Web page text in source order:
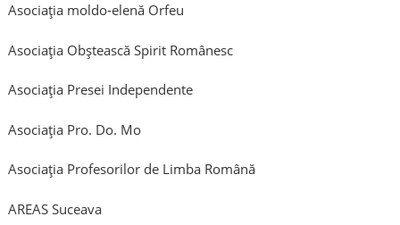
Asociaţia moldo-elenă Orfeu
Asociaţia Obştească Spirit Românesc
Asociația Presei Independente
Asociația Pro. Do. Mo
Asociaţia Profesorilor de Limba Română
AREAS Suceava